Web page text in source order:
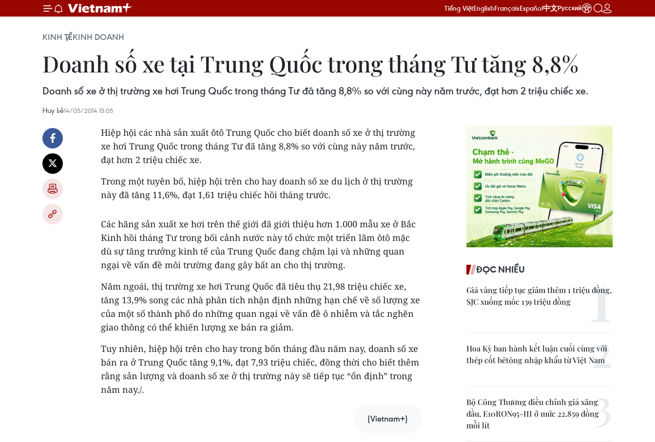
Tiếng ViệtEnglishFrançaisEspañol中文Русский
KINH TẾKINH DOANH
Doanh số xe tại Trung Quốc trong tháng Tư tăng 8,8%
Doanh số xe ở thị trường xe hơi Trung Quốc trong tháng Tư đã tăng 8,8% so với cùng này năm trước, đạt hơn 2 triệu chiếc xe.
Huy Lê14/05/2014 15:05
Hiệp hội các nhà sản xuất ôtô Trung Quốc cho biết doanh số xe ở thị trường
xe hơi Trung Quốc trong tháng Tư đã tăng 8,8% so với cùng này năm trước,
đạt hơn 2 triệu chiếc xe.
Trong một tuyên bố, hiệp hội trên cho hay doanh số xe du lịch ở thị trường
này đã tăng 11,6%, đạt 1,61 triệu chiếc hồi tháng trước.
Các hãng sản xuất xe hơi trên thế giới đã giới thiệu hơn 1.000 mẫu xe ở Bắc
Kinh hồi tháng Tư trong bối cảnh nước này tổ chức một triển lãm ôtô mặc
dù sự tăng trưởng kinh tế của Trung Quốc đang chậm lại và những quan
ngại về vấn đề môi trường đang gây bất an cho thị trường.
Năm ngoái, thị trường xe hơi Trung Quốc đã tiêu thụ 21,98 triệu chiếc xe,
tăng 13,9% song các nhà phân tích nhận định những hạn chế về số lượng xe
của một số thành phố do những quan ngại về vấn đề ô nhiễm và tắc nghẽn
giao thông có thể khiến lượng xe bán ra giảm.
Tuy nhiên, hiệp hội trên cho hay trong bốn tháng đầu năm nay, doanh số xe
bán ra ở Trung Quốc tăng 9,1%, đạt 7,93 triệu chiếc, đồng thời cho biết thêm
rằng sản lượng và doanh số xe ở thị trường này sẽ tiếp tục “ổn định” trong
năm nay./.
(Vietnam+)
ĐỌC NHIỀU
Giá vàng tiếp tục giảm thêm 1 triệu đồng,
SJC xuống mốc 139 triệu đồng
Hoa Kỳ ban hành kết luận cuối cùng với
thép cốt bêtông nhập khẩu từ Việt Nam
Bộ Công Thương điều chỉnh giá xăng
dầu, E10RON95-III ở mức 22.859 đồng
mỗi lít